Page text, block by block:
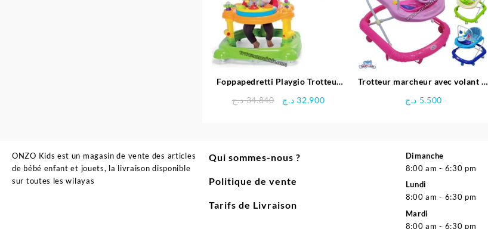
Foppapedretti Playgio Trotteur
multicolore
34.840 د.ج
Le
32.900 د.ج
Le
Trotteur marcheur avec volant et
Love
5.500 د.ج
ONZO Kids est un magasin de vente des articles
de bébé enfant et jouets, la livraison disponible
sur toutes les wilayas
Qui sommes-nous ?
Politique de vente
Tarifs de Livraison
Dimanche
8:00 am - 6:30 pm
Lundi
8:00 am - 6:30 pm
Mardi
8:00 am - 6:30 pm